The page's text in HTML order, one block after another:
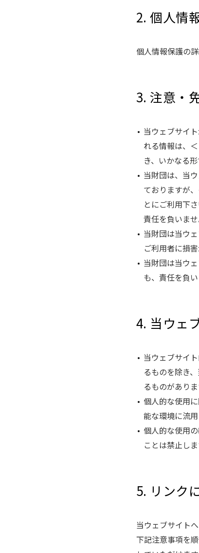
2. 個人情
個人情報保護の
3. 注意・
当ウェブサイ
れる情報は、
き、いかなる
当財団は、当
ておりますが
とにご利用下
責任を負いませ
当財団は当ウ
ご利用者に損
当財団は当ウ
も、責任を負い
4. 当ウェ
当ウェブサイ
るものを除き
るものがありま
個人的な使用
能な環境に流
個人的な使用
ことは禁止しま
5. リンク
当ウェブサイト
下記注意事項を